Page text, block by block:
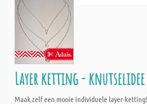
Layer ketting - knutselidee
Maak zelf een mooie individuele layer-ketting!